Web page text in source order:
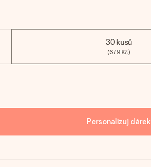
30 kusů
(679 Kč)
Personalizuj dárek